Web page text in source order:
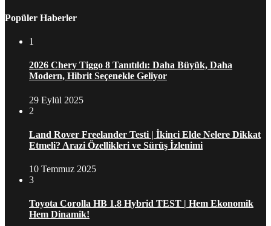
Popüler Haberler
1
2026 Chery Tiggo 8 Tanıtıldı: Daha Büyük, Daha
Modern, Hibrit Seçenekle Geliyor
29 Eylül 2025
2
Land Rover Freelander Testi | İkinci Elde Nelere Dikkat
Etmeli? Arazi Özellikleri ve Sürüş İzlenimi
10 Temmuz 2025
3
Toyota Corolla HB 1.8 Hybrid TEST | Hem Ekonomik
Hem Dinamik!